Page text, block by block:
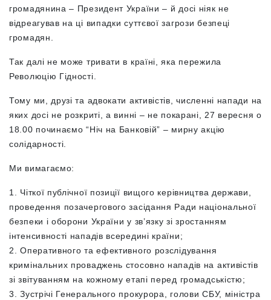
громадянина – Президент України – й досі ніяк не
відреагував на ці випадки суттєвої загрози безпеці
громадян.
Так далі не може тривати в країні, яка пережила
Революцію Гідності.
Тому ми, друзі та адвокати активістів, численні напади на
яких досі не розкриті, а винні – не покарані, 27 вересня о
18.00 починаємо “Ніч на Банковій” – мирну акцію
солідарності.
Ми вимагаємо:
1. Чіткої публічної позиції вищого керівництва держави,
проведення позачергового засідання Ради національної
безпеки і оборони України у зв’язку зі зростанням
інтенсивності нападів всередині країни;
2. Оперативного та ефективного розслідування
кримінальних проваджень стосовно нападів на активістів
зі звітуванням на кожному етапі перед громадськістю;
3. Зустрічі Генерального прокурора, голови СБУ, міністра